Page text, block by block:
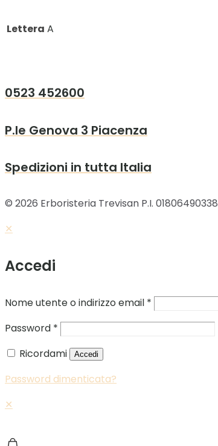
Lettera A
0523 452600
P.le Genova 3 Piacenza
Spedizioni in tutta Italia
© 2026 Erboristeria Trevisan P.I. 01806490338
✕
Accedi
Nome utente o indirizzo email *
Password *
Ricordami
Accedi
Password dimenticata?
✕